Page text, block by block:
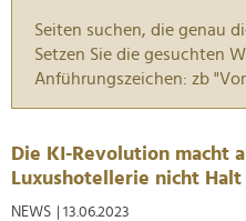
Seiten suchen, die genau
Setzen Sie die gesuchten
Anführungszeichen: zb
Die KI-Revolution macht
Luxushotellerie nicht Halt
NEWS | 13.06.2023